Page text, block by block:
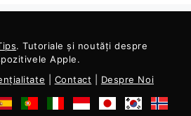
. Tutoriale și noutăți despre
Apple.
Contact Despre Noi